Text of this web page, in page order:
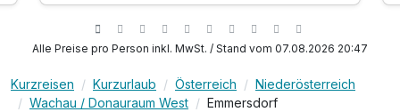
Late Check-Out auf Anfrage!
Alle Preise pro Person inkl. MwSt. / Stand vom 07.08.2026 20:47
Kurzreisen Kurzurlaub Österreich
Niederösterreich
Wachau / Donauraum West
Emmersdorf